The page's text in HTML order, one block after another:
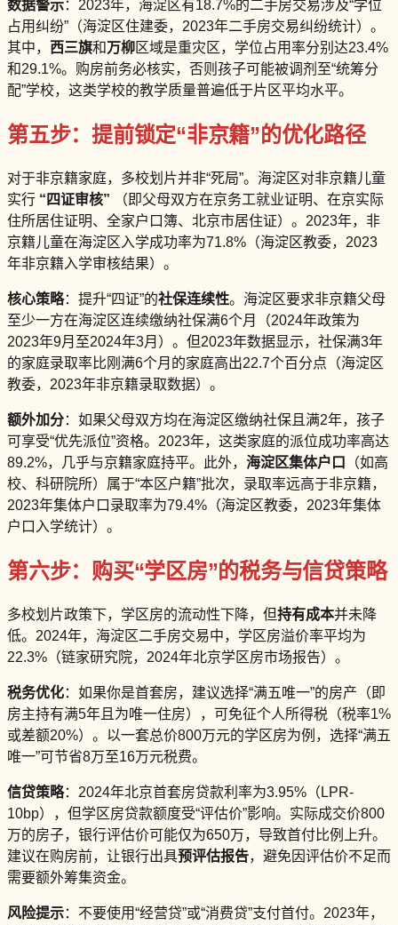
数据警示：2023年，海淀区有18.7%的二手房交易涉及“学位
占用纠纷”（海淀区住建委，2023年二手房交易纠纷统计）。
其中， 西三旗和万柳区域是重灾区，学位占用率分别达23.4%
和29.1%。购房前务必核实，否则孩子可能被调剂至“统筹分
配”学校，这类学校的教学质量普遍低于片区平均水平。
第五步：提前锁定“非京籍”的优化路径
对于非京籍家庭，多校划片并非“死局”。海淀区对非京籍儿童
实行 “四证审核” （即父母双方在京务工就业证明、在京实际
住所居住证明、全家户口簿、北京市居住证）。2023年，非
京籍儿童在海淀区入学成功率为71.8%（海淀区教委，2023
年非京籍入学审核结果）。
核心策略：提升“四证”的社保连续性。海淀区要求非京籍父母
至少一方在海淀区连续缴纳社保满6个月（2024年政策为
2023年9月至2024年3月）。但2023年数据显示，社保满3年
的家庭录取率比刚满6个月的家庭高出22.7个百分点（海淀区
教委，2023年非京籍录取数据）。
额外加分：如果父母双方均在海淀区缴纳社保且满2年，孩子
可享受“优先派位”资格。2023年，这类家庭的派位成功率高达
89.2%，几乎与京籍家庭持平。此外， 海淀区集体户口
（如高
校、科研院所）属于“本区户籍”批次，录取率远高于非京籍，
2023年集体户口录取率为79.4%（海淀区教委，2023年集体
户口入学统计）。
第六步：购买“学区房”的税务与信贷策略
多校划片政策下，学区房的流动性下降，但持有成本并未降
低。2024年，海淀区二手房交易中，学区房溢价率平均为
22.3%（链家研究院，2024年北京学区房市场报告）。
税务优化：如果你是首套房，建议选择“满五唯一”的房产（即
房主持有满5年且为唯一住房），可免征个人所得税（税率1%
或差额20%）。以一套总价800万元的学区房为例，选择“满五
唯一”可节省8万至16万元税费。
信贷策略：2024年北京首套房贷款利率为3.95%（LPR-
10bp），但学区房贷款额度受“评估价”影响。实际成交价800
万的房子，银行评估价可能仅为650万，导致首付比例上升。
建议在购房前，让银行出具预评估报告，避免因评估价不足而
需要额外筹集资金。
风险提示：不要使用“经营贷”或“消费贷”支付首付。2023年，